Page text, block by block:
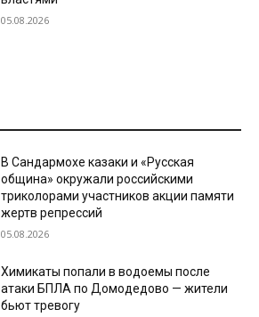
05.08.2026
В Сандармохе казаки и «Русская
община» окружали российскими
триколорами участников акции памяти
жертв репрессий
05.08.2026
Химикаты попали в водоемы после
атаки БПЛА по Домодедово — жители
бьют тревогу